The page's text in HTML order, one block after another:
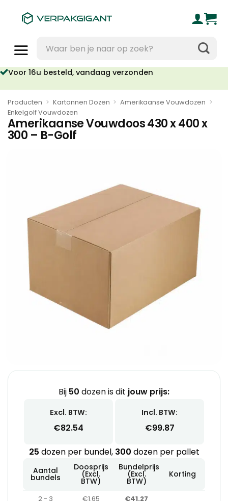
naar:
16u besteld, vandaag verzonden
Geen orderkosten vanaf €95
Producten > Kartonnen Dozen > Amerikaanse Vouwdozen >
Enkelgolf Vouwdozen
Amerikaanse Vouwdoos 430 x 400 x
300 – B-Golf
Bij 50 dozen is dit jouw prijs:
Excl. BTW:
€82.54
Incl. BTW:
€99.87
25 dozen per bundel, 300 dozen per pallet
Aantal
bundels
Doosprijs
(Excl.
BTW)
Bundelprijs
(Excl.
BTW)
Korting
2 - 3 €1.65
€41.27